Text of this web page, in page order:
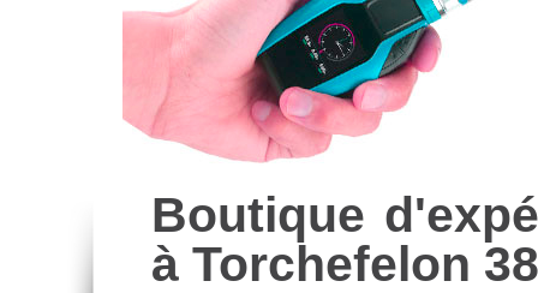
Boutique
à Torchefelon